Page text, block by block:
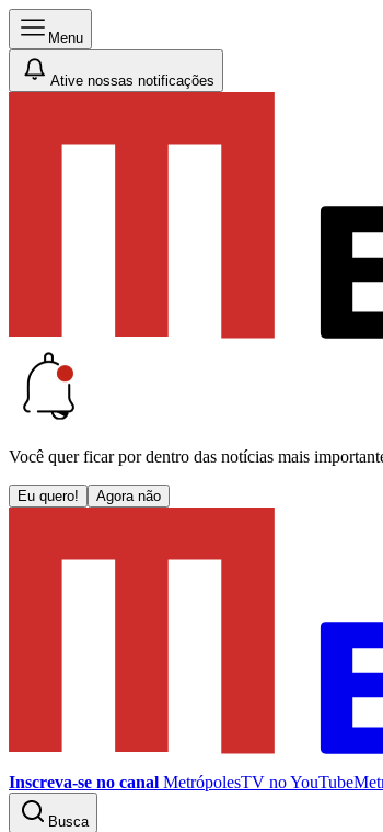
Menu
Ative nossas notificações
Você quer ficar por dentro das notícias mais
Eu quero! Agora não
Inscreva-se no canal MetrópolesTV noYouTube
Busca